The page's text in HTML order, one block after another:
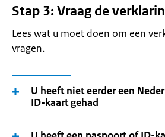
Stap 3: Vraag de
Lees wat u moet doen om een
vragen.
U heeft niet eerder een
ID-kaart gehad